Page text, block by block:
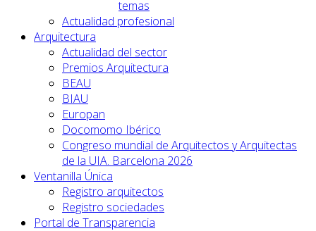
temas
Actualidad profesional
Arquitectura
Actualidad del sector
Premios Arquitectura
BEAU
BIAU
Europan
Docomomo Ibérico
Congreso mundial de Arquitectos y Arquitectas
de la UIA. Barcelona 2026
Ventanilla Única
Registro arquitectos
Registro sociedades
Portal de Transparencia